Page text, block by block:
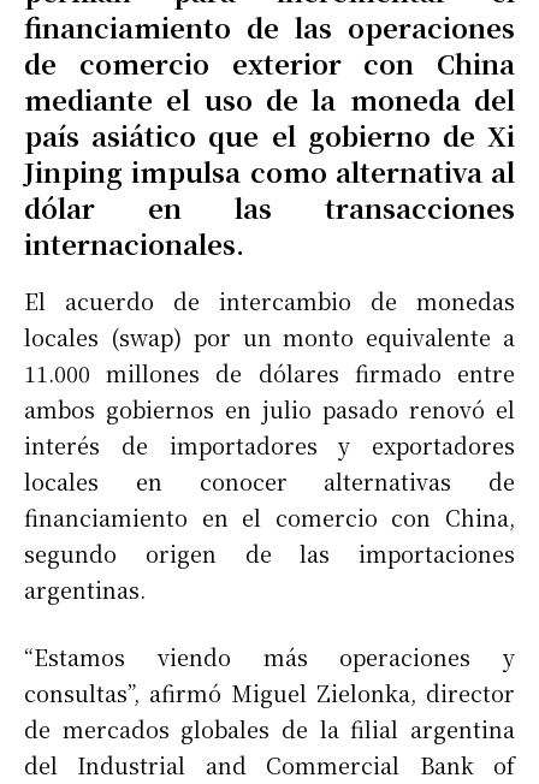
financiamiento de las operaciones
de comercio exterior con China
mediante el uso de la moneda del
país asiático que el gobierno de Xi
Jinping impulsa como alternativa al
dólar en las transacciones
internacionales.
El acuerdo de intercambio de monedas
locales (swap) por un monto equivalente a
11.000 millones de dólares firmado entre
ambos gobiernos en julio pasado renovó el
interés de importadores y exportadores
locales en conocer alternativas de
financiamiento en el comercio con China,
segundo origen de las importaciones
argentinas.
“Estamos viendo más operaciones y
consultas”, afirmó Miguel Zielonka, director
de mercados globales de la filial argentina
del Industrial and Commercial Bank of